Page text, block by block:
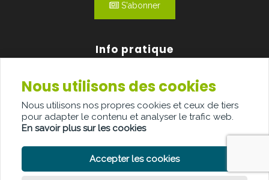
S'abonner
Info pratique
Qui sommes-nous?
Publicité
Contact
Nous utilisons des cookies
Nous utilisons nos propres cookies et ceux de tiers
pour adapter le contenu et analyser le trafic web.
En savoir plus sur les cookies
Accepter les cookies